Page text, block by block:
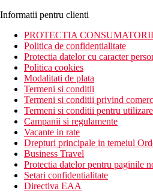
Informatii pentru clienti
PROTECTIA
Politica de confidentialitate
Protectia datelor cu caracter
Politica cookies
Modalitati de plata
Termeni si conditii
Termeni si conditii privind
Termeni si conditii pentru
Campanii si regulamente
Vacante in rate
Drepturi principale in temeiul
Business Travel
Protectia datelor pentru paginile
Setari confidentialitate
Directiva EAA